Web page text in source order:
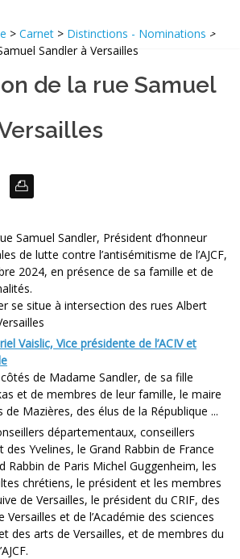
> Carnet > Distinctions - Nominations >
Sandler à Versailles
de la rue Samuel
Samuel Sandler, Président d’honneur
de lutte contre l’antisémitisme de l’AJCF,
2024, en présence de sa famille et de
se situe à intersection des rues Albert
Vaislic, Vice présidente de l’ACIV et
de Madame Sandler, de sa fille
et de membres de leur famille, le maire
de Mazières, des élus de la République ...
départementaux, conseillers
Yvelines, le Grand Rabbin de France
Rabbin de Paris Michel Guggenheim, les
chrétiens, le président et les membres
de Versailles, le président du CRIF, des
Versailles et de l’Académie des sciences
des arts de Versailles, et de membres du